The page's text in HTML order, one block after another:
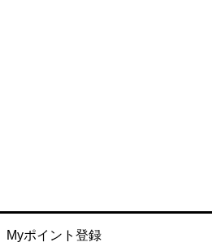
Myポイント登録